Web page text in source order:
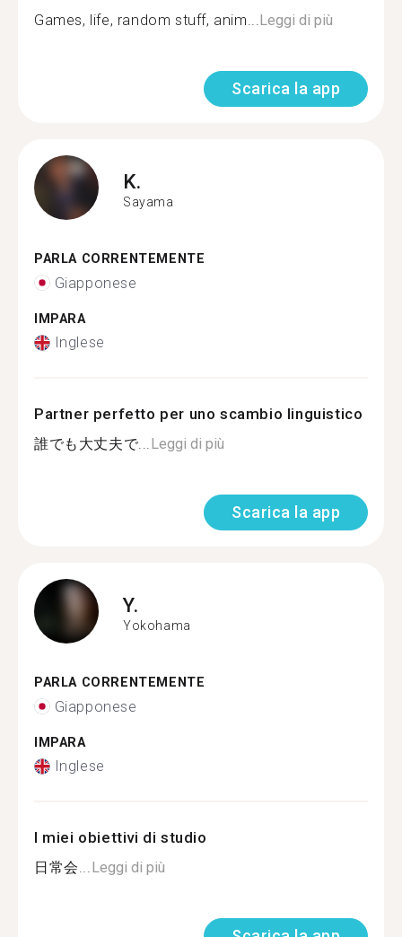
Games, life, random stuff, anim...Leggi di più
Scarica la app
K.
Sayama
PARLA CORRENTEMENTE
Giapponese
IMPARA
Inglese
Partner perfetto per uno scambio linguistico
誰でも大丈夫で...Leggi di più
Scarica la app
Y.
Yokohama
PARLA CORRENTEMENTE
Giapponese
IMPARA
Inglese
I miei obiettivi di studio
日常会...Leggi di più